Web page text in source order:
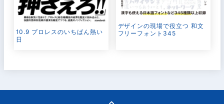
10.9 プロレスのいちばん熱い
日
デザインの現場で役立つ 和文
フリーフォント345